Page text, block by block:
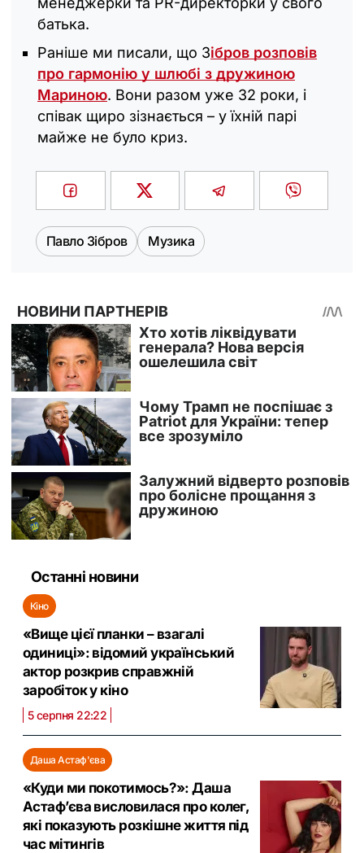
батька.
Раніше ми писали, що Зібров розповів
про гармонію у шлюбі з дружиною
Мариною. Вони разом уже 32 роки, і
співак щиро зізнається – у їхній парі
майже не було криз.
Павло Зібров Музика
Останні новини
Кіно
«Вище цієї планки – взагалі
одиниці»: відомий український
актор розкрив справжній
заробіток у кіно
5 серпня 22:22
Даша Астаф'єва
«Куди ми покотимось?»: Даша
Астаф’єва висловилася про колег,
які показують розкішне життя під
час мітингів